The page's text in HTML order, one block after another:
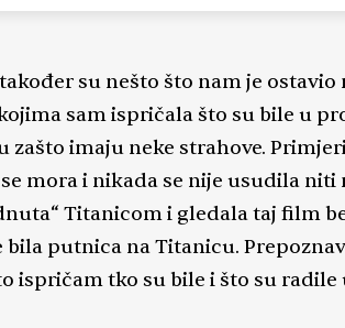
zakoračili, a opet vam je sve
kako ispuniti našu karmičku
život ponovno vratiti sreću, osmijeh,
je rekao Mark Twain: “Dva
su dan rođenja i dan kada saznate
psihološki razgovori, liječenje
mirisnim štapićima
su nešto što nam je ostavio
sam ispričala što su bile u
zašto imaju neke strahove.
mora i nikada se nije usudila niti
Titanicom i gledala taj film
bila putnica na Titanicu.
ispričam tko su bile i što su radile